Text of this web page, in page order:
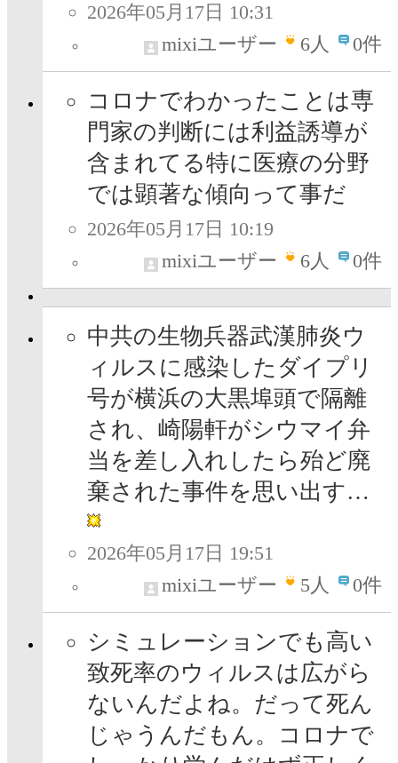
2026年05月17日 10:31
mixiユーザー
6人 0件
コロナでわかったことは専
門家の判断には利益誘導が
含まれてる特に医療の分野
では顕著な傾向って事だ
2026年05月17日 10:19
mixiユーザー
6人 0件
中共の生物兵器武漢肺炎ウ
ィルスに感染したダイプリ
号が横浜の大黒埠頭で隔離
され、崎陽軒がシウマイ弁
当を差し入れしたら殆ど廃
棄された事件を思い出す…
2026年05月17日 19:51
mixiユーザー
5人 0件
シミュレーションでも高い
致死率のウィルスは広がら
ないんだよね。だって死ん
じゃうんだもん。コロナで